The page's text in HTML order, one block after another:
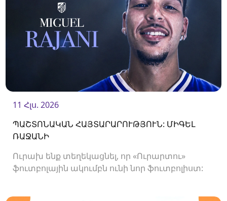
11 Հլս. 2026
ՊԱՇՏՈՆԱԿԱՆ ՀԱՅՏԱՐԱՐՈՒԹՅՈՒՆ: ՄԻԳԵԼ
ՌԱՋԱՆԻ
Ուրախ ենք տեղեկացնել, որ «Ուրարտու»
ֆուտբոլային ակումբն ունի նոր ֆուտբոլիստ: